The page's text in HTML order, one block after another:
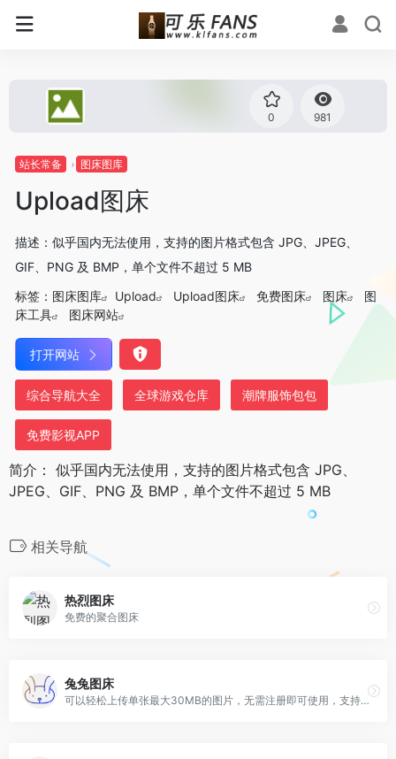
0 981
站长常备 图床图库
Upload图床
描述：似乎国内无法使用，支持的图片格式包含 JPG、JPEG、
GIF、PNG 及 BMP，单个文件不超过 5 MB
标签： 图床图库 Upload Upload图床 免费图床 图床
图
床工具
图床网站
打开网站
综合导航大全 全球游戏仓库 潮牌服饰包包
免费影视APP
简介： 似乎国内无法使用，支持的图片格式包含 JPG、
JPEG、GIF、PNG 及 BMP，单个文件不超过 5 MB
相关导航
热烈图床
免费的聚合图床
兔兔图床
可以轻松上传单张最大30MB的图片，无需注册即可使用，支持多种图片格式